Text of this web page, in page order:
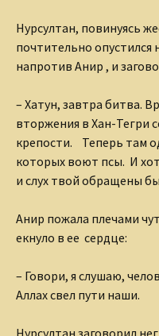
Нурсултан, повинуясь
почтительно
напротив Анир , и
– Хатун, завтра битва.
вторжения в Хан-Тегри
крепости. Теперь там
которых воют псы. И
и слух твой обращены
Анир пожала плечами
екнуло в ее сердце:
– Говори, я слушаю,
Аллах свел пути наши.
Нурсултан заговорил